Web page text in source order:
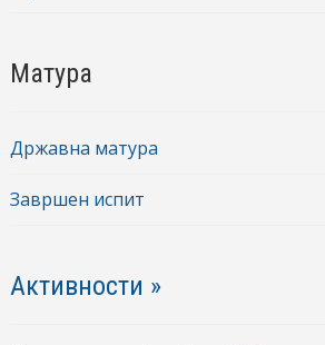
Матура
Државна матура
Завршен испит
Активности »